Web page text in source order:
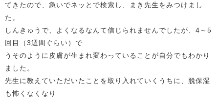
てきたので、急いでネッとで検索し、まき先生をみつけまし
た。
しんきゅうで、よくなるなんて信じられませんでしたが、4～5
回目（3週間ぐらい）で
うそのように皮膚が生まれ変わっていることが自分でもわかり
ました。
先生に教えていただいたことを取り入れていくうちに、脱保湿
も怖くなくなり